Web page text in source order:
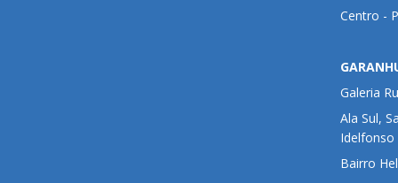
Centro -
Galeria
Ala Sul,
Idelfonso
Bairro